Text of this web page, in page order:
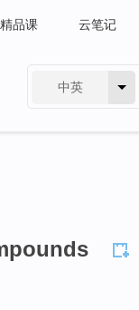
品课 云笔记
中英